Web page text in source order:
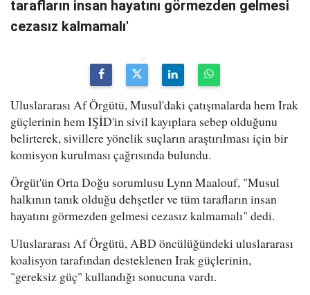
tarafların insan hayatını görmezden gelmesi
cezasız kalmamalı'
Uluslararası Af Örgütü, Musul'daki çatışmalarda hem Irak
güçlerinin hem IŞİD'in sivil kayıplara sebep olduğunu
belirterek, sivillere yönelik suçların araştırılması için bir
komisyon kurulması çağrısında bulundu.
Örgüt'ün Orta Doğu sorumlusu Lynn Maalouf, "Musul
halkının tanık olduğu dehşetler ve tüm tarafların insan
hayatını görmezden gelmesi cezasız kalmamalı" dedi.
Uluslararası Af Örgütü, ABD öncülüğündeki uluslararası
koalisyon tarafından desteklenen Irak güçlerinin,
"gereksiz güç" kullandığı sonucuna vardı.